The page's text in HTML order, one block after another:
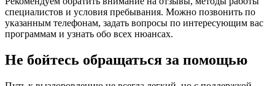
специалистов и условия пребывания. Можно позвонить по
указанным телефонам, задать вопросы по интересующим вас
программам и узнать обо всех нюансах.
Не бойтесь обращаться за помощью